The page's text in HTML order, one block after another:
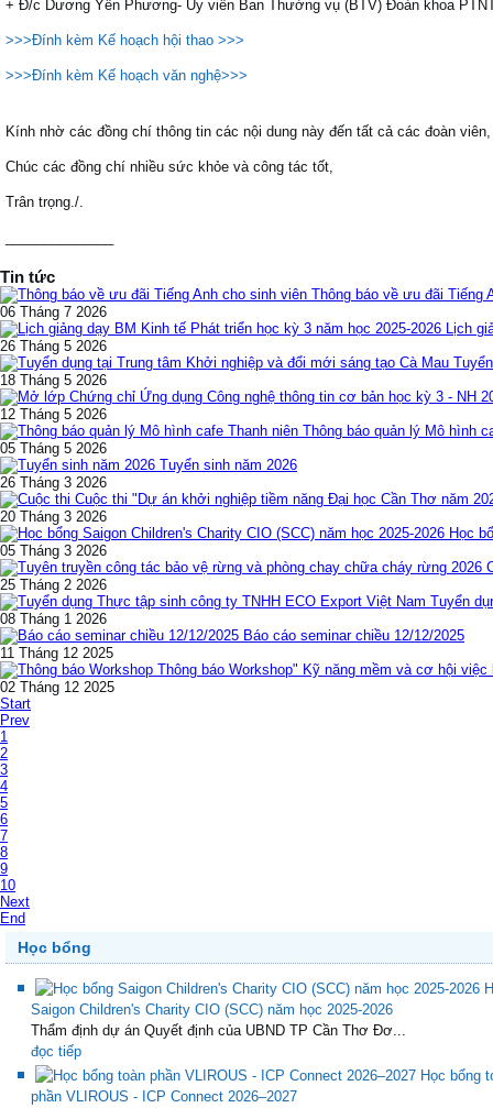
+ Đ/c Dương Yến Phương- Ủy viên Ban Thường vụ (BTV) Đoàn khoa
>>>Đính kèm Kế hoạch hội thao >>>
>>>Đính kèm Kế hoạch văn nghệ>>>
Kính nhờ các đồng chí thông tin các nội dung này đến tất cả các đoàn
Chúc các đồng chí nhiều sức khỏe và công tác tốt,
Trân trọng./.
Tin tức
Thông báo về ưu đãi Tiếng
06 Tháng 7 2026
Lịch
26 Tháng 5 2026
18 Tháng 5 2026
12 Tháng 5 2026
Thông báo quản lý Mô hình
05 Tháng 5 2026
Tuyển sinh năm 2026
26 Tháng 3 2026
Cuộc thi "Dự án khởi nghiệp tiềm năng Đại học Cần Thơ năm
20 Tháng 3 2026
Học
05 Tháng 3 2026
25 Tháng 2 2026
Tuyển
08 Tháng 1 2026
Báo cáo seminar chiều 12/12/2025
11 Tháng 12 2025
Thông báo Workshop" Kỹ năng mềm và cơ hội việc
02 Tháng 12 2025
Start
Prev
1
2
3
4
5
6
7
8
9
10
Next
End
Học bổng
Saigon Children's Charity CIO (SCC) năm học 2025-2026
Thẩm định dự án Quyết định của UBND TP Cần Thơ Đơ...
đọc tiếp
Học bổng
phần VLIROUS - ICP Connect 2026–2027